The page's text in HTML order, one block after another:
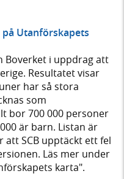
Utanförskapets
Boverket i uppdrag att
Resultatet visar
har så stora
som
bor 700 000 personer
är barn. Listan är
SCB upptäckt ett fel
Läs mer under
karta".